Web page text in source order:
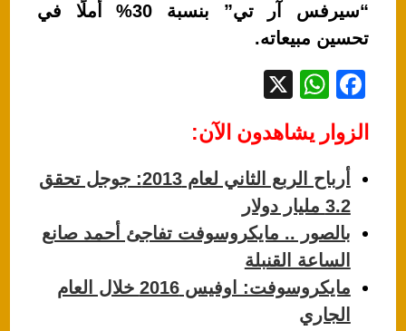
“سيرفس آر تي” بنسبة 30% أملًا في
تحسين مبيعاته.
F
c
e
b
o
o
k
W
at
s
A
p
p
الزوار يشاهدون الآن:
أرباح الربع الثاني لعام 2013: جوجل تحقق
3.2 مليار دولار
بالصور .. مايكروسوفت تفاجئ أحمد صانع
الساعة القنبلة
مايكروسوفت: اوفيس 2016 خلال العام
الجاري